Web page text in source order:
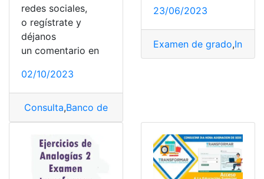
redes sociales,
o regístrate y
déjanos
un comentario en
02/10/2023
Consulta,Banco de preguntas
23/06/2023
Examen de grado,